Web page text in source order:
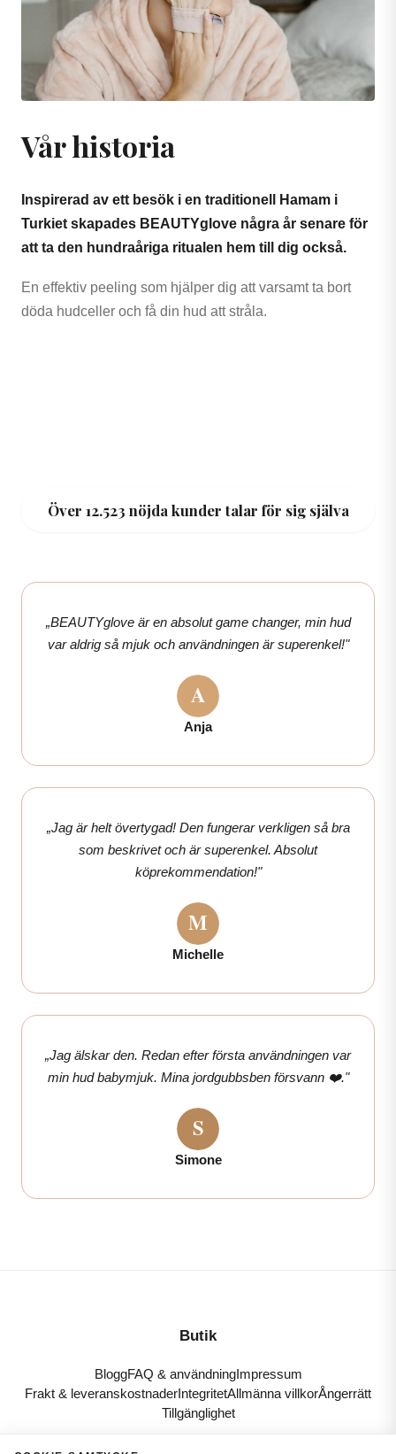
Vår historia
Inspirerad av ett besök i en traditionell Hamam i
Turkiet skapades BEAUTYglove några år senare för
att ta den hundraåriga ritualen hem till dig också.
En effektiv peeling som hjälper dig att varsamt ta bort
döda hudceller och få din hud att stråla.
Över 12.523 nöjda kunder talar för sig själva
„BEAUTYglove är en absolut game changer, min hud
var aldrig så mjuk och användningen är superenkel!"
Anja
„Jag är helt övertygad! Den fungerar verkligen så bra
som beskrivet och är superenkel. Absolut
köprekommendation!"
Michelle
„Jag älskar den. Redan efter första användningen var
min hud babymjuk. Mina jordgubbsben försvann ❤️."
Simone
Butik
BloggFAQ & användningImpressum
Frakt & leveranskostnader IntegritetAllmänna villkorÅngerrätt
Tillgänglighet